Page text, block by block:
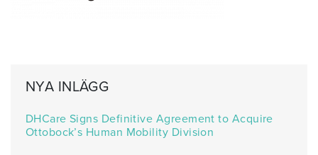
NYA INLÄGG
DHCare Signs Definitive Agreement to Acquire
Ottobock’s Human Mobility Division